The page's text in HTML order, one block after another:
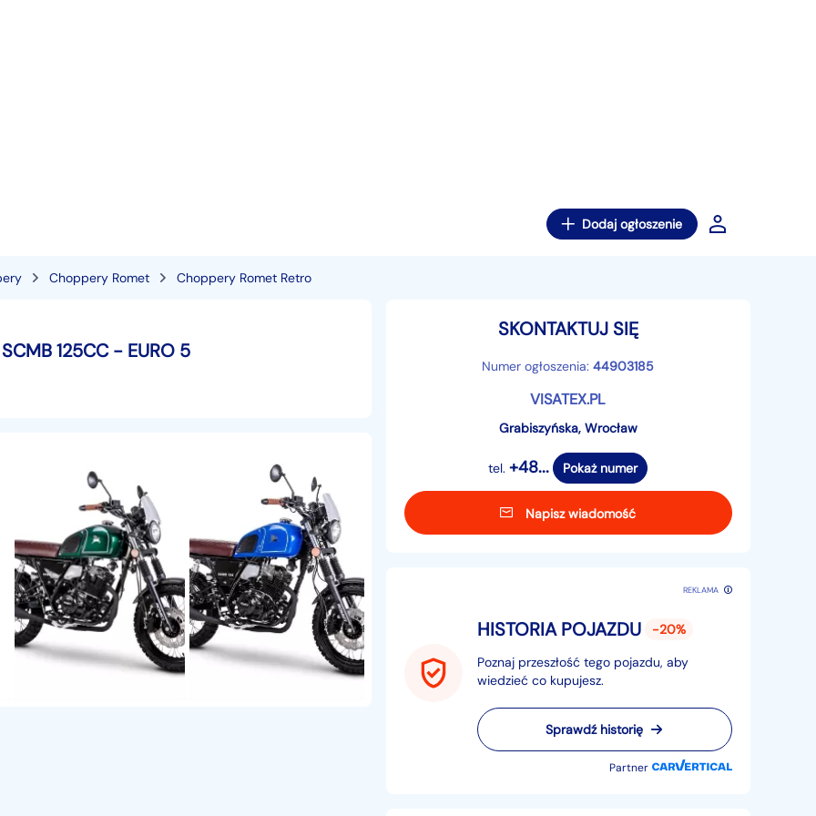
Dodaj ogłoszenie
Choppery Romet Choppery Romet Retro
125CC - EURO 5
SKONTAKTUJ SIĘ
Numer ogłoszenia:44903185
VISATEX.PL
Grabiszyńska, Wrocław
tel. +48... Pokaż numer
Napisz wiadomość
REKLAMA
HISTORIA POJAZDU
-20%
Poznaj przeszłość tego pojazdu, aby
wiedzieć co kupujesz.
Sprawdź historię
Partner